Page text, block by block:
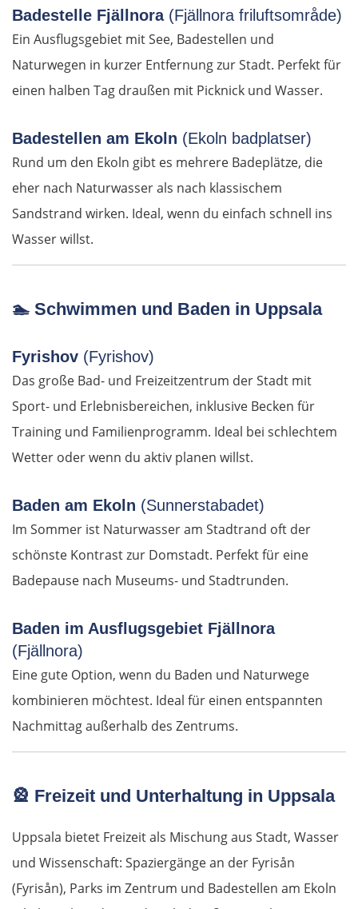
Badestelle Fjällnora (Fjällnora friluftsområde)
Ein Ausflugsgebiet mit See, Badestellen und
Naturwegen in kurzer Entfernung zur Stadt. Perfekt für
einen halben Tag draußen mit Picknick und Wasser.
Badestellen am Ekoln (Ekoln badplatser)
Rund um den Ekoln gibt es mehrere Badeplätze, die
eher nach Naturwasser als nach klassischem
Sandstrand wirken. Ideal, wenn du einfach schnell ins
Wasser willst.
🏊 Schwimmen und Baden in Uppsala
Fyrishov (Fyrishov)
Das große Bad- und Freizeitzentrum der Stadt mit
Sport- und Erlebnisbereichen, inklusive Becken für
Training und Familienprogramm. Ideal bei schlechtem
Wetter oder wenn du aktiv planen willst.
Baden am Ekoln (Sunnerstabadet)
Im Sommer ist Naturwasser am Stadtrand oft der
schönste Kontrast zur Domstadt. Perfekt für eine
Badepause nach Museums- und Stadtrunden.
Baden im Ausflugsgebiet Fjällnora
(Fjällnora)
Eine gute Option, wenn du Baden und Naturwege
kombinieren möchtest. Ideal für einen entspannten
Nachmittag außerhalb des Zentrums.
🎡 Freizeit und Unterhaltung in Uppsala
Uppsala bietet Freizeit als Mischung aus Stadt, Wasser
und Wissenschaft: Spaziergänge an der Fyrisån
(Fyrisån), Parks im Zentrum und Badestellen am Ekoln
Águilas
Almería
Málaga
Marbella
Portugal
Beja
WESTROUTE
Lissabon
Peniche
Nazaré
Figueira da Foz
Vila Real
Mirandela